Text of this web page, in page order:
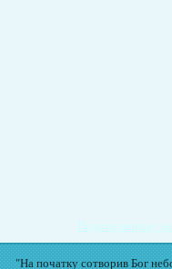
Подати записку
"На початку сотворив Бог